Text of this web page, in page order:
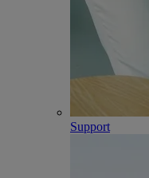
Support